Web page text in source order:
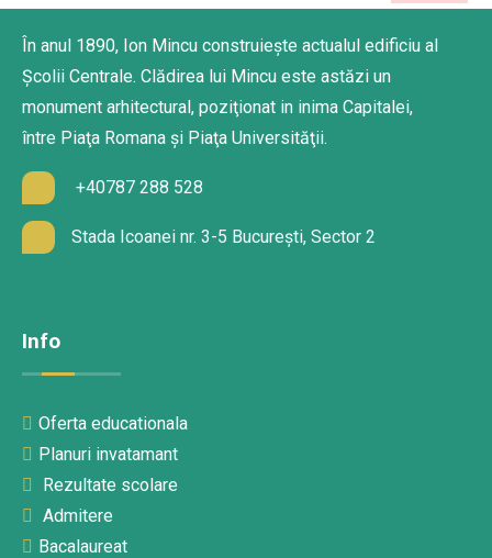
În anul 1890, Ion Mincu construieşte actualul edificiu al
Şcolii Centrale. Clădirea lui Mincu este astăzi un
monument arhitectural, poziţionat in inima Capitalei,
între Piaţa Romana şi Piaţa Universităţii.
+40787 288 528
Stada Icoanei nr. 3-5 București, Sector 2
Info
Oferta educationala
Planuri invatamant
Rezultate scolare
Admitere
Bacalaureat